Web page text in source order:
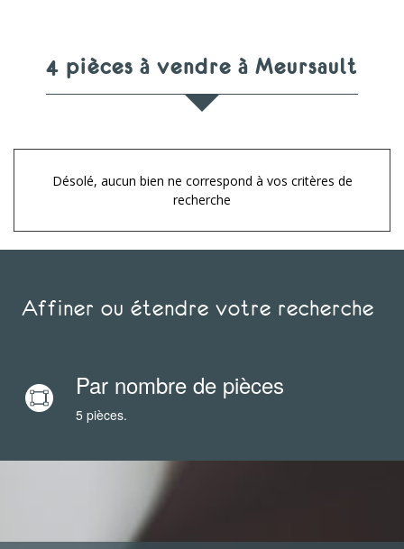
4 pièces à vendre à Meursault
Désolé, aucun bien ne correspond à vos critères de
recherche
Affiner ou étendre votre recherche
Par nombre de pièces
5 pièces.